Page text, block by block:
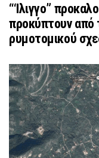
“‘Ιλιγγο”
προκύπτουν από
ρυμοτομικού